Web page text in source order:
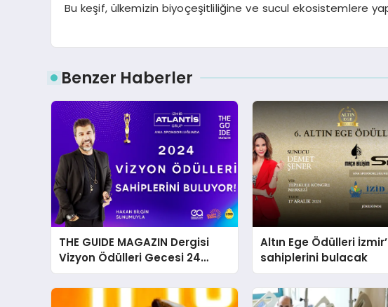
Bu keşif, ülkemizin biyoçeşitliliğine ve sucul ekosistemlere
Benzer Haberler
THE GUIDE MAGAZIN Dergisi
Vizyon Ödülleri Gecesi 24
Aralık’ta
Altın Ege Ödülleri
sahiplerini bulacak